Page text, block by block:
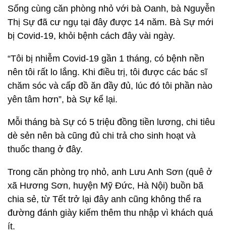
Sống cùng căn phòng nhỏ với bà Oanh, bà Nguyễn
Thị Sự đã cư ngụ tại đây được 14 năm. Bà Sự mới
bị Covid-19, khỏi bệnh cách đây vài ngày.
“Tôi bị nhiễm Covid-19 gần 1 tháng, có bệnh nền
nên tôi rất lo lắng. Khi điều trị, tôi được các bác sĩ
chăm sóc và cấp đồ ăn đầy đủ, lúc đó tôi phần nào
yên tâm hơn”, bà Sự kể lại.
Mỗi tháng bà Sự có 5 triệu đồng tiền lương, chi tiêu
dè sẻn nên bà cũng đủ chi trả cho sinh hoạt và
thuốc thang ở đây.
Trong căn phòng trọ nhỏ, anh Lưu Anh Sơn (quê ở
xã Hương Sơn, huyện Mỹ Đức, Hà Nội) buồn bã
chia sẻ, từ Tết trở lại đây anh cũng không thể ra
đường đánh giày kiếm thêm thu nhập vì khách quá
ít.